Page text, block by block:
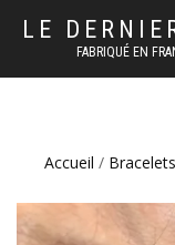
LE
FABRIQUÉ EN
Accueil / Bracelets